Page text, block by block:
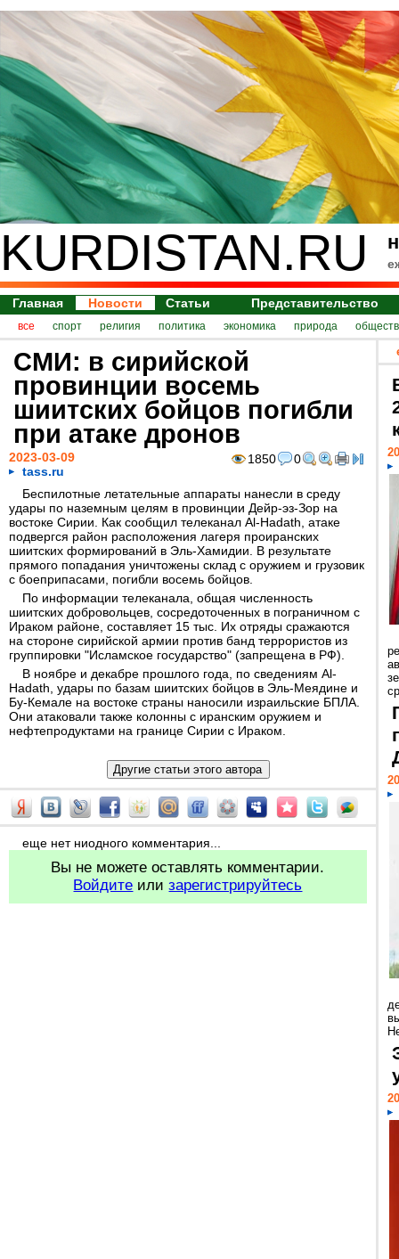
KURDISTAN.RU
Главная Новости Статьи Представительство
все спорт религия политика экономика природа
СМИ: в сирийской
провинции восемь
шиитских бойцов погибли
при атаке дронов
1850 0
2023-03-09
tass.ru
Беспилотные летательные аппараты нанесли в среду
удары по наземным целям в провинции Дейр-эз-Зор на
востоке Сирии. Как сообщил телеканал Al-Hadath, атаке
подвергся район расположения лагеря проиранских
шиитских формирований в Эль-Хамидии. В результате
прямого попадания уничтожены склад с оружием и грузовик
с боеприпасами, погибли восемь бойцов.
По информации телеканала, общая численность
шиитских добровольцев, сосредоточенных в пограничном с
Ираком районе, составляет 15 тыс. Их отряды сражаются
на стороне сирийской армии против банд террористов из
группировки "Исламское государство" (запрещена в РФ).
В ноябре и декабре прошлого года, по сведениям Al-
Hadath, удары по базам шиитских бойцов в Эль-Меядине и
Бу-Кемале на востоке страны наносили израильские БПЛА.
Они атаковали также колонны с иранским оружием и
нефтепродуктами на границе Сирии с Ираком.
еще нет ниодного комментария...
Вы не можете оставлять комментарии.
Войдите илизарегистрируйтесь